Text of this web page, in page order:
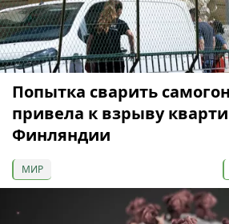
Попытка сварить
привела к взрыву
Финляндии
МИР